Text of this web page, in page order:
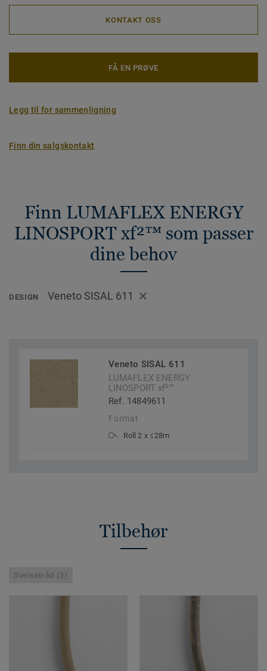
KONTAKT OSS
FÅ EN PRØVE
Legg til for sammenligning
Finn din salgskontakt
Finn LUMAFLEX ENERGY
LINOSPORT xf²™ som passer
dine behov
DESIGN Veneto SISAL 611
Veneto SISAL 611
LUMAFLEX ENERGY
LINOSPORT xf²™
Ref. 14849611
Format
Roll 2 x ≤28m
Tilbehør
Sveisetråd (2)